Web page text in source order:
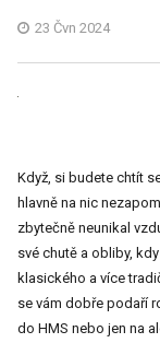
23 Čvn 2024
Když, si budete chtít
hlavně na nic
zbytečně neunikal
své chutě a obliby,
klasického a více
se vám dobře podaří
do HMS nebo jen na